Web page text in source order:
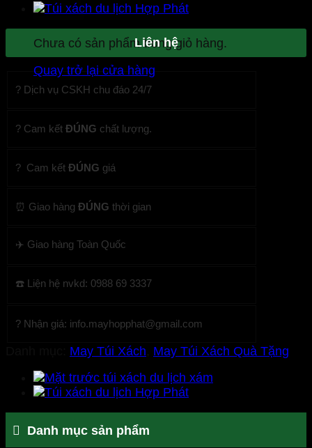
Chưa có sản phẩm trong giỏ hàng.
Quay trở lại cửa hàng
Liên hệ
? Dịch vụ CSKH chu đáo 24/7
? Cam kết ĐÚNG chất lượng.
? Cam kết ĐÚNG giá
⏰ Giao hàng ĐÚNG thời gian
✈️ Giao hàng Toàn Quốc
☎️ Liện hệ nvkd: 0988 69 3337
? Nhận giá: info.mayhopphat@gmail.com
May Túi Xách May Túi Xách Quà Tặng
Danh mục sản phẩm